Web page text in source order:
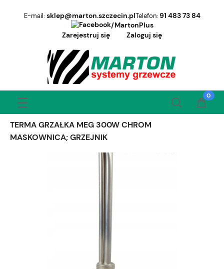
E-mail: sklep@marton.szczecin.plTelefon: 91 483 73 84
/MartonPlus
Zarejestruj się
Zaloguj się
TERMA GRZAŁKA MEG 300W CHROM
MASKOWNICA; GRZEJNIK